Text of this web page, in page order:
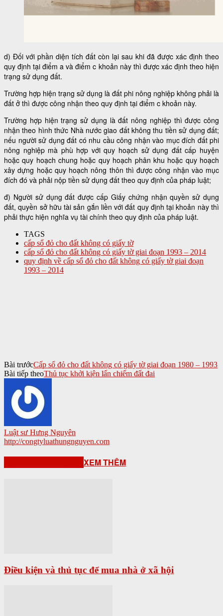
d) Đối với phần diện tích đất còn lại sau khi đã được xác định theo
quy định tại điểm a và điểm c khoản này thì được xác định theo hiện
trạng sử dụng đất.
Trường hợp hiện trạng sử dụng là đất phi nông nghiệp không phải là
đất ở thì được công nhận theo quy định tại điểm c khoản này.
Trường hợp hiện trạng sử dụng là đất nông nghiệp thì được công
nhận theo hình thức Nhà nước giao đất không thu tiền sử dụng đất;
nếu người sử dụng đất có nhu cầu công nhận vào mục đích đất phi
nông nghiệp mà phù hợp với quy hoạch sử dụng đất cấp huyện
hoặc quy hoạch chung hoặc quy hoạch phân khu hoặc quy hoạch
xây dựng hoặc quy hoạch nông thôn thì được công nhận vào mục
đích đó và phải nộp tiền sử dụng đất theo quy định của pháp luật;
đ) Người sử dụng đất được cấp Giấy chứng nhận quyền sử dụng
đất, quyền sở hữu tài sản gắn liền với đất quy định tại khoản này thì
phải thực hiện nghĩa vụ tài chính theo quy định của pháp luật.
TAGS
cấp sổ đỏ cho đất không có giấy tờ
cấp sổ đỏ cho đất không có giấy tờ giai đoạn 1993 – 2014
quy định về cấp sổ đỏ cho đất không có giấy tờ giai đoạn
1993 – 2014
Bài trướcCấp sổ đỏ cho đất không có giấy tờ giai đoạn 1980 – 1993
Bài tiếp theoThủ tục khởi kiện lấn chiếm đất đai
Luật sư Hưng Nguyên
http://congtyluathungnguyen.com
XEM THÊM
Điều kiện và thủ tục để mua nhà ở xã hội